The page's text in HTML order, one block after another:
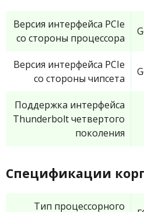
Версия интерфейса PCIe
со стороны процессора
Версия интерфейса PCIe
со стороны чипсета
Поддержка интерфейса
Thunderbolt четвертого
поколения
Спецификации
Тип процессорного